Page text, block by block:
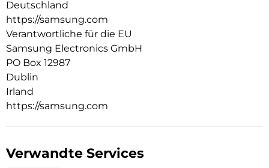
Deutschland
https://samsung.com
Verantwortliche für die EU
Samsung Electronics GmbH
PO Box 12987
Dublin
Irland
https://samsung.com
Verwandte Services